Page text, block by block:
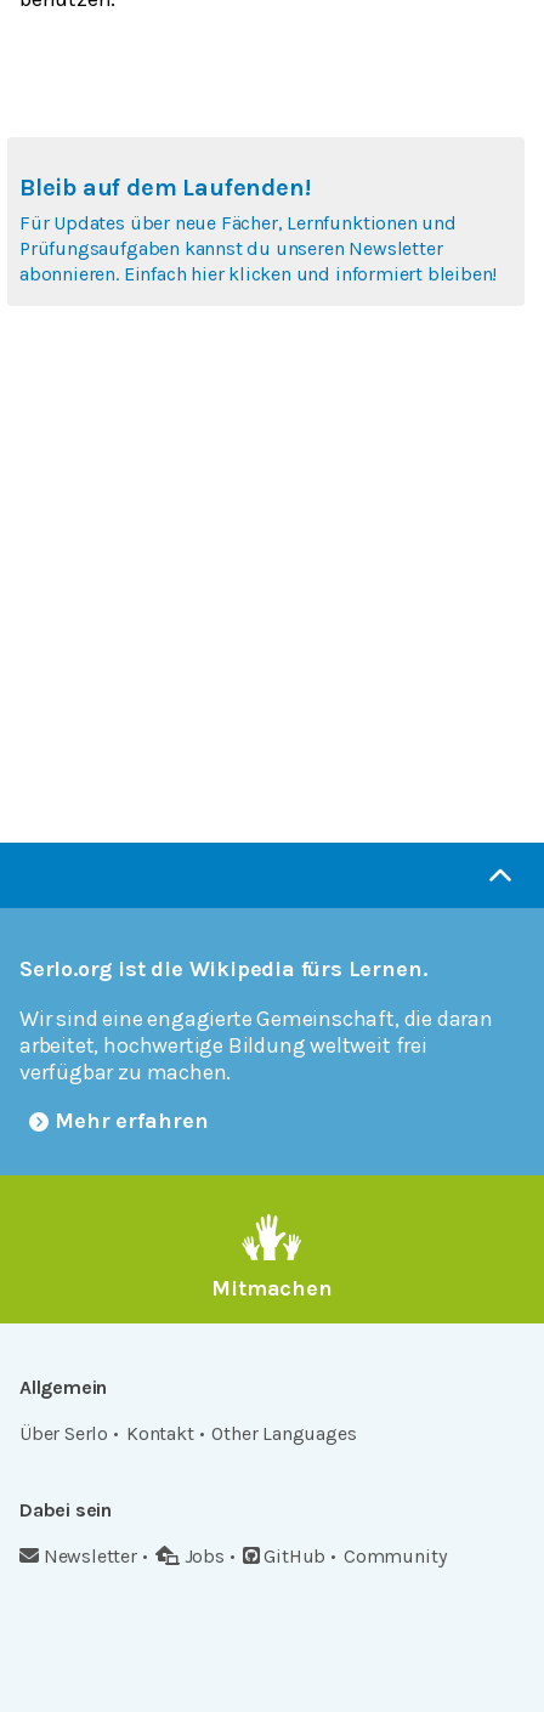
Bleib auf dem Laufenden!
Für Updates über neue Fächer, Lernfunktionen und
Prüfungsaufgaben kannst du unseren Newsletter
abonnieren. Einfach hier klicken und informiert bleiben!
Serlo.org ist die Wikipedia fürs Lernen.
Wir sind eine engagierte Gemeinschaft, die daran
arbeitet, hochwertige Bildung weltweit frei
verfügbar zu machen.
Mehr erfahren
Mitmachen
Allgemein
Über Serlo
Kontakt Other Languages
Dabei sein
Newsletter
Jobs GitHub Community